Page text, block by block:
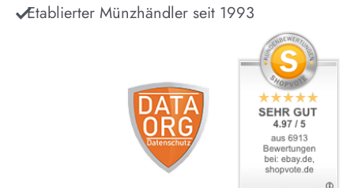
Etablierter Münzhändler seit 1993